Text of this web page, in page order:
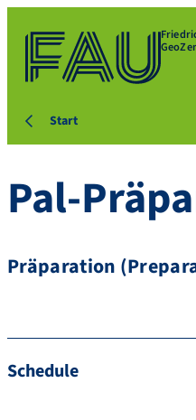
Start
Pal-
Präparation
Schedule